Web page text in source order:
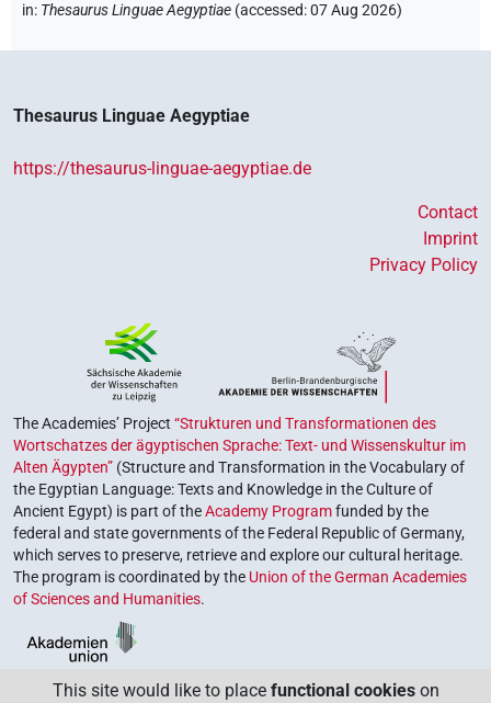
in: Thesaurus Linguae Aegyptiae (accessed:07 Aug 2026)
Thesaurus Linguae Aegyptiae
https://thesaurus-linguae-aegyptiae.de
Contact
Imprint
Privacy Policy
The Academies’ Project “Strukturen und Transformationen des
Wortschatzes der ägyptischen Sprache: Text- und Wissenskultur im
Alten Ägypten” (Structure and Transformation in the Vocabulary of
the Egyptian Language: Texts and Knowledge in the Culture of
Ancient Egypt) is part of theAcademy Programfunded by the
federal and state governments of the Federal Republic of Germany,
which serves to preserve, retrieve and explore our cultural heritage.
The program is coordinated by the Union of the German Academies
of Sciences and Humanities.
This site would like to place functional cookies on